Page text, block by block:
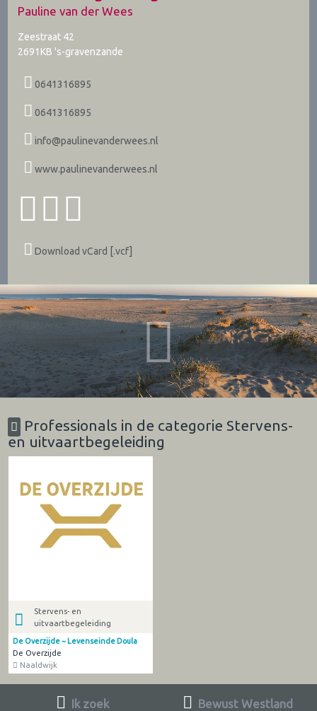
Pauline van der Wees
Zeestraat 42
2691KB 's-gravenzande
0641316895
0641316895
info@paulinevanderwees.nl
www.paulinevanderwees.nl
Download vCard [.vcf]
Professionals in de categorie Stervens-
en uitvaartbegeleiding
Stervens- en
uitvaartbegeleiding
De Overzijde ~ Levenseinde Doula
De Overzijde
Naaldwijk
Ik zoek Bewust Westland